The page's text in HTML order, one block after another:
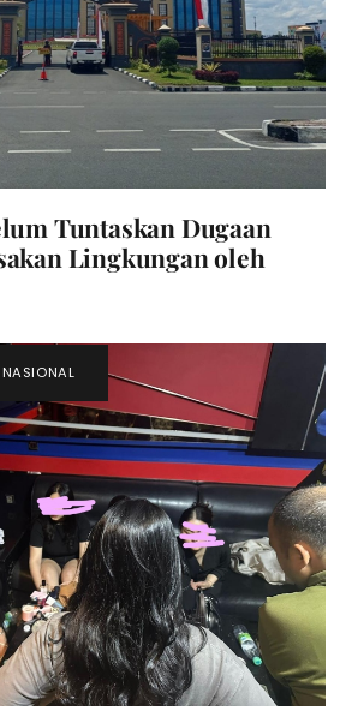
Tuntaskan Dugaan
Lingkungan oleh
NASIONAL